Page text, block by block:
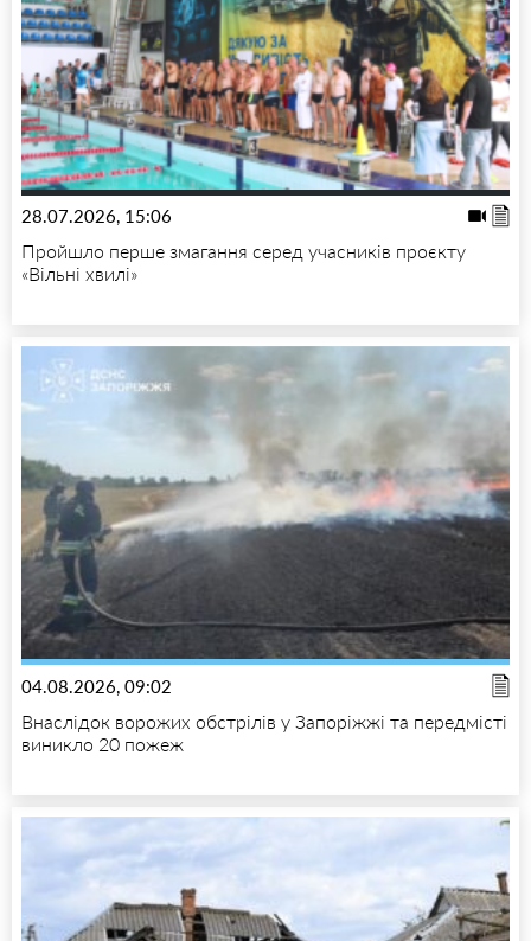
28.07.2026, 15:06
Пройшло перше змагання серед учасників проєкту
«Вільні хвилі»
04.08.2026, 09:02
Внаслідок ворожих обстрілів у Запоріжжі та передмісті
виникло 20 пожеж